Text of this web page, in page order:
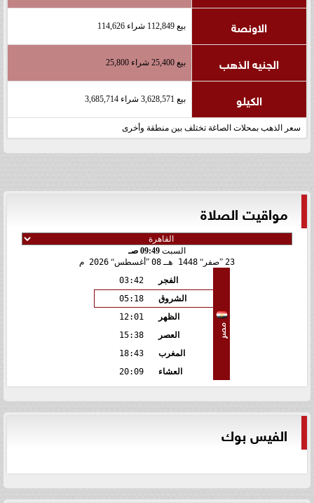
الاونصة بيع 112,849 شراء 114,626
الجنيه الذهب بيع 25,400 شراء 25,800
الكيلو بيع 3,628,571 شراء 3,685,714
سعر الذهب بمحلات الصاغة تختلف بين منطقة وأخرى
مواقيت الصلاة
السبت 09:49 صـ
23
صفر 1448 هـ 08 أغسطس 2026 م
مصر
الفجر
03:42
الشروق
05:18
الظهر
12:01
العصر
15:38
المغرب
18:43
العشاء
20:09
الفيس بوك